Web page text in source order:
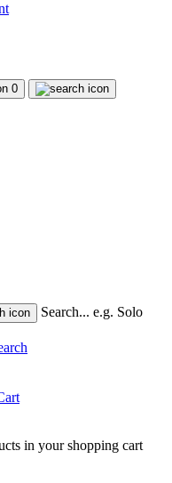
0
Search... e.g. Solo
in your shopping cart